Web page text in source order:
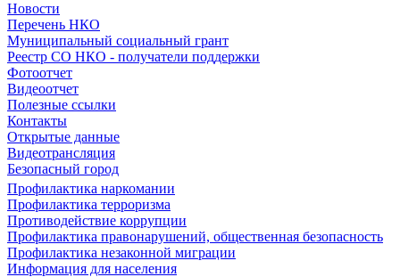
Новости
Перечень НКО
Муниципальный социальный грант
Реестр СО НКО - получатели поддержки
Фотоотчет
Видеоотчет
Полезные ссылки
Контакты
Открытые данные
Видеотрансляция
Безопасный город
Профилактика наркомании
Профилактика терроризма
Противодействие коррупции
Профилактика правонарушений, общественная безопасность
Профилактика незаконной миграции
Информация для населения